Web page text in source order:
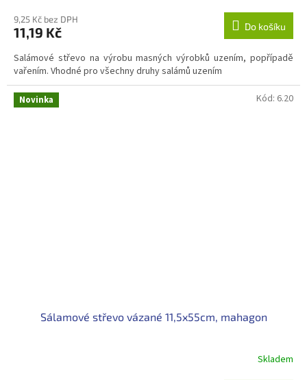
9,25 Kč bez DPH
11,19 Kč Do košíku
Salámové střevo na výrobu masných výrobků uzením, popřípadě
vařením. Vhodné pro všechny druhy salámů uzením
Novinka
Sálamové střevo vázané 11,5x55cm, mahagon
Skladem
Kód: 6.20